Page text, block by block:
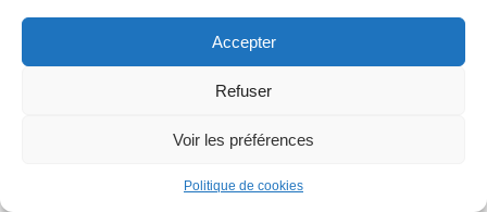
Accepter
Refuser
Voir les préférences
Politique de cookies